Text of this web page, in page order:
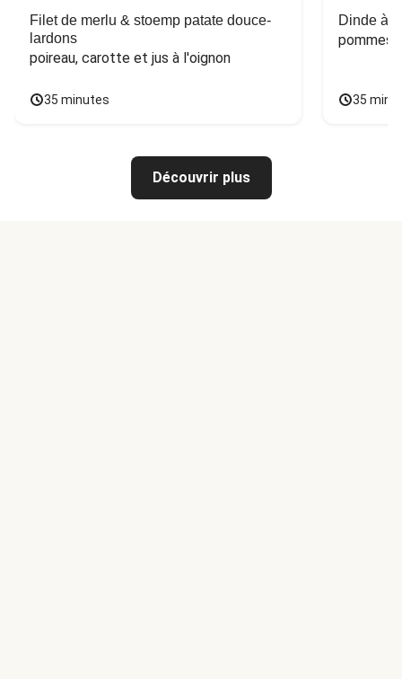
Filet de merlu & stoemp patate douce-
lardons
poireau, carotte et jus à l'oignon
35 minutes
Dinde à
pommes
35
Découvrir plus